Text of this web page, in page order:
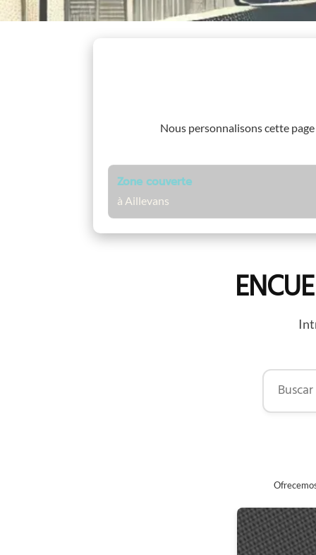
Nous personnalisons cette
Zone couverte
à Aillevans
Buscar